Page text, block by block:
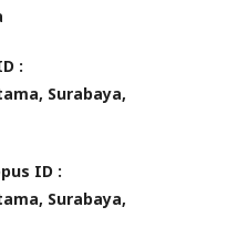
:
Surabaya,
ID :
Surabaya,